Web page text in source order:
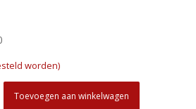
worden)
Toevoegen aan winkelwagen